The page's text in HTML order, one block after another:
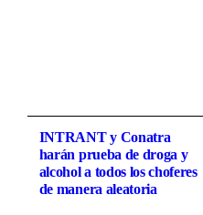
Navegación
de
INTRANT y Conatra
harán prueba de droga y
alcohol a todos los choferes
de manera aleatoria